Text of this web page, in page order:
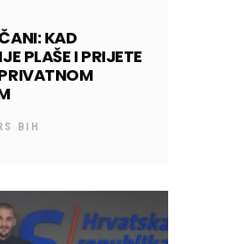
KAD
PLAŠE I PRIJETE
BIH